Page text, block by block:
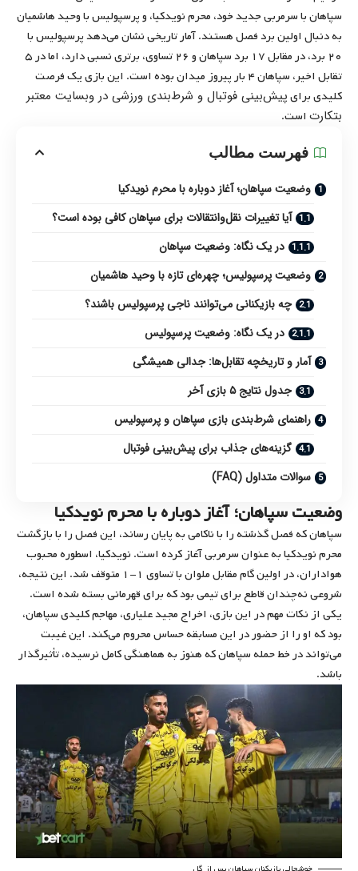
سپاهان با سرمربی جدید خود، محرم نویدکیا، و پرسپولیس با وحید هاشمیان
به دنبال اولین برد فصل هستند. آمار تاریخی نشان می‌دهد پرسپولیس با
۲۰ برد، در مقابل ۱۷ برد سپاهان و ۲۶ تساوی، برتری نسبی دارد، اما در ۵
تقابل اخیر، سپاهان ۴ بار پیروز میدان بوده است. این بازی یک فرصت
کلیدی برایپیش‌بینی فوتبال و شرط‌بندی ورزشی در وبسایت معتبر
بتکارت است.
فهرست مطالب
وضعیت سپاهان؛ آغاز دوباره با محرم نویدکیا
آیا تغییرات نقل‌وانتقالات برای سپاهان کافی بوده است؟
در یک نگاه: وضعیت سپاهان
وضعیت پرسپولیس؛ چهره‌ای تازه با وحید هاشمیان
چه بازیکنانی می‌توانند ناجی پرسپولیس باشند؟
در یک نگاه: وضعیت پرسپولیس
آمار و تاریخچه تقابل‌ها: جدالی همیشگی
جدول نتایج ۵ بازی آخر
راهنمای شرط‌بندی بازی سپاهان و پرسپولیس
گزینه‌های جذاب برای پیش‌بینی فوتبال
سوالات متداول (FAQ)
وضعیت سپاهان؛ آغاز دوباره با محرم نویدکیا
سپاهان که فصل گذشته را با ناکامی به پایان رساند، این فصل را با بازگشت
محرم نویدکیا به عنوان سرمربی آغاز کرده است. نویدکیا، اسطوره محبوب
هواداران، در اولین گام مقابل ملوان با تساوی ۱-۱ متوقف شد. این نتیجه،
شروعی نه‌چندان قاطع برای تیمی بود که برای قهرمانی بسته شده است.
یکی از نکات مهم در این بازی، اخراج مجید علیاری، مهاجم کلیدی سپاهان،
بود که او را از حضور در این مسابقه حساس محروم می‌کند. این غیبت
می‌تواند در خط حمله سپاهان که هنوز به هماهنگی کامل نرسیده، تأثیرگذار
باشد.